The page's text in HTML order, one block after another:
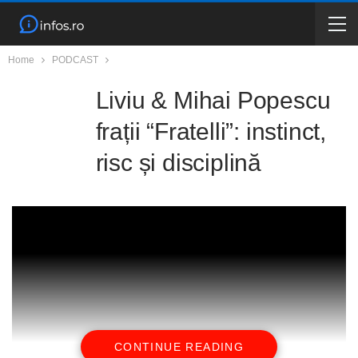
Home PODCAST
Liviu & Mihai Popescu
frații “Fratelli”: instinct,
risc și disciplină
CONTINUE READING